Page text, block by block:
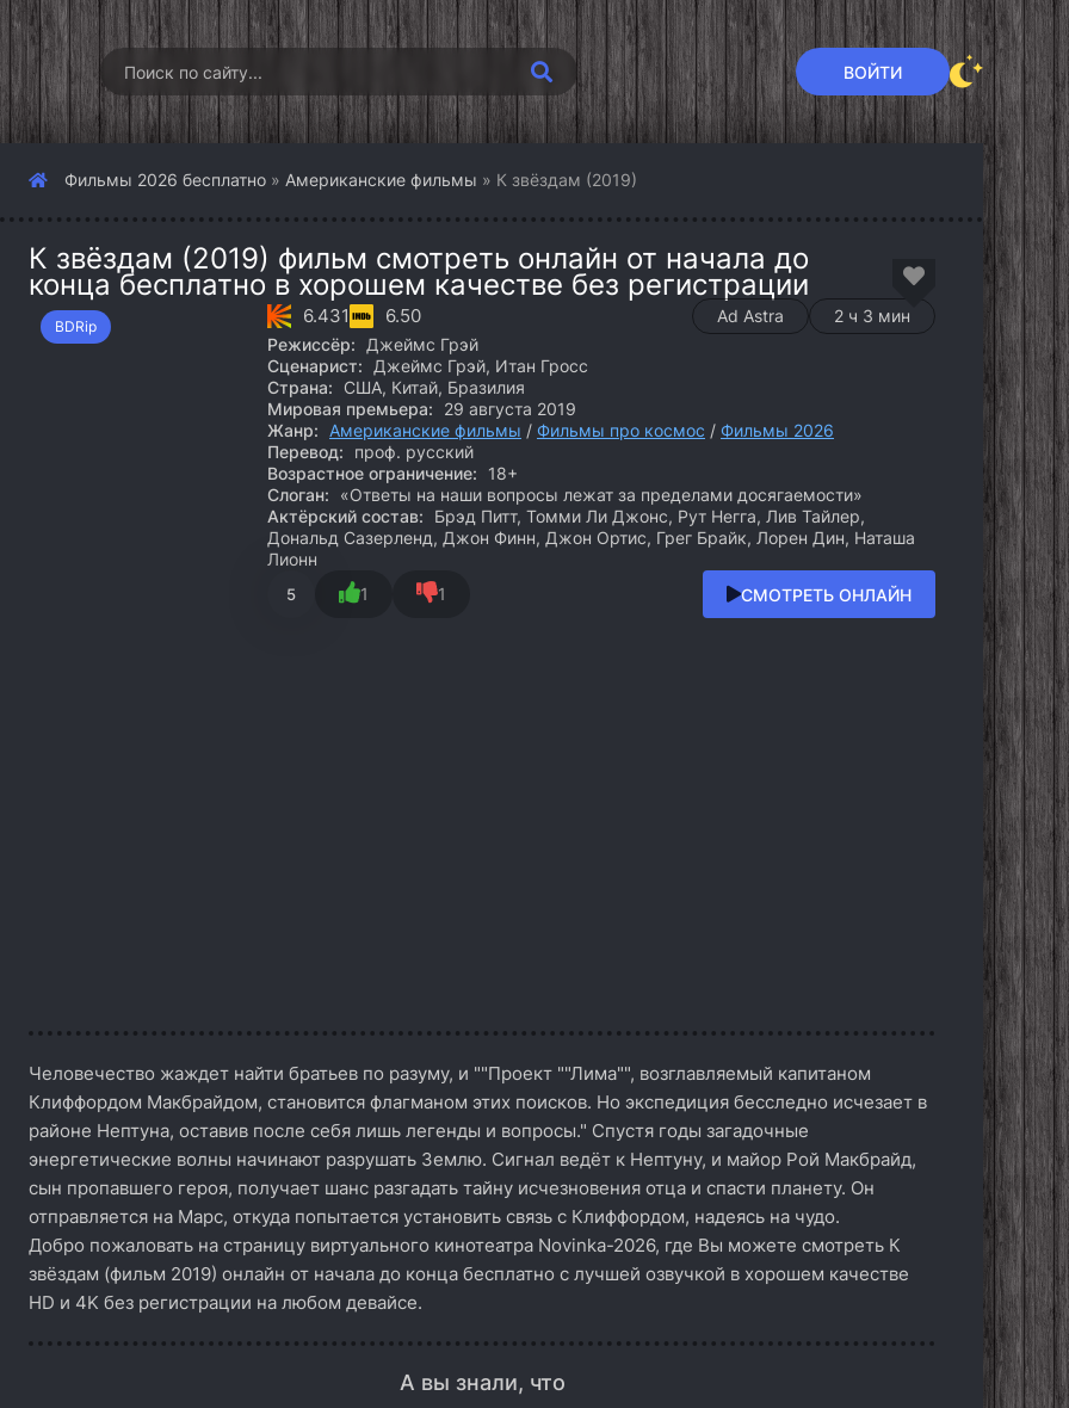
ВОЙТИ
Фильмы 2026 бесплатно » Американские фильмы » К звёздам (2019)
К звёздам (2019) фильм смотреть онлайн от начала до
конца бесплатно в хорошем качестве без регистрации
BDRip 6.431 6.50 Ad Astra
2 ч 3 мин
Режиссёр:
Джеймс Грэй
Сценарист:
Джеймс Грэй, Итан Гросс
Страна:
США, Китай, Бразилия
Мировая премьера:
29 августа 2019
Жанр:
Американские фильмы / Фильмы про космос / Фильмы 2026
Перевод:
проф. русский
Возрастное ограничение:
18+
Слоган:
«Ответы на наши вопросы лежат за пределами досягаемости»
Актёрский состав:
Брэд Питт, Томми Ли Джонс, Рут Негга, Лив Тайлер,
Дональд Сазерленд, Джон Финн, Джон Ортис, Грег Брайк, Лорен Дин, Наташа
Лионн
5 1 1 СМОТРЕТЬ ОНЛАЙН
Человечество жаждет найти братьев по разуму, и ""Проект ""Лима"", возглавляемый капитаном
Клиффордом Макбрайдом, становится флагманом этих поисков. Но экспедиция бесследно исчезает в
районе Нептуна, оставив после себя лишь легенды и вопросы." Спустя годы загадочные
энергетические волны начинают разрушать Землю. Сигнал ведёт к Нептуну, и майор Рой Макбрайд,
сын пропавшего героя, получает шанс разгадать тайну исчезновения отца и спасти планету. Он
отправляется на Марс, откуда попытается установить связь с Клиффордом, надеясь на чудо.
Добро пожаловать на страницу виртуального кинотеатра Novinka-2026, где Вы можете смотреть К
звёздам (фильм 2019) онлайн от начала до конца бесплатно с лучшей озвучкой в хорошем качестве
HD и 4K без регистрации на любом девайсе.
А вы знали, что